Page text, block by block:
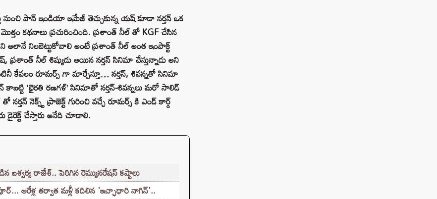
నుంచి పాన్ ఇండియా ఇమేజ్ తెచ్చుకున్న యష్ కూడా నర్తన్ ఒక
కథనాలు ప్రచురించింది. ప్రశాంత్ నీల్ తో KGF చేసిన
నిలబెట్టుకోవాలి అంటే ప్రశాంత్ నీల్ అంత ఇంపాక్ట్
నీల్ శిష్యుడు అయిన నర్తన్ సినిమా చేస్తున్నాడు అని
కేవలం రూమర్స్ గా మార్చేస్తూ… నర్తన్, శివన్నతో సినిమా
‘భైరతి రణగళ్’ సినిమాతో నర్తన్-శివన్నలు మరో సాలిడ్
నెక్స్ట్ ప్రాజెక్ట్ గురించి వచ్చే రూమర్స్ కి ఎండ్ కార్డ్
చేస్తారు అనేది చూడాలి.
ఐశ్వర్య రాజేశ్.. పెరిగిన రెమ్యునరేషన్‌ కష్టాలు
ఆరేళ్ల తర్వాత మళ్లీ కదిలిన 'ఇచ్ఛాధారి నాగిన్'..